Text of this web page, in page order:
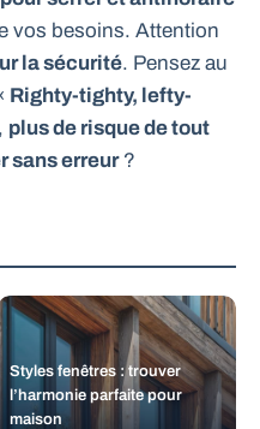
vos besoins. Attention
la sécurité. Pensez au
Righty-tighty, lefty-
plus de risque de tout
sans erreur?
Styles fenêtres : trouver
l’harmonie parfaite pour
maison